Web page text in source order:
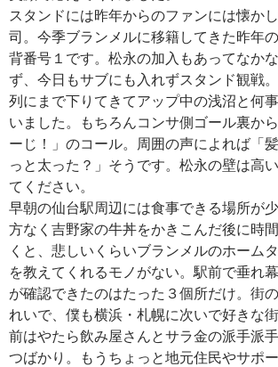
スタンドには昨年からのファンには懐か
司。今季ブランメルに移籍してきた昨年
背番号１です。松永の加入もあってなか
ず、今日もサブにも入れずスタンド観戦
列にまで下りてきてアップ中の浅沼と何
いました。もちろんコンサ側ゴール裏か
ーじ！」のコール。周囲の声によれば「
っと太った？」そうです。松永の壁は高
てください。
早朝の仙台駅周辺には食事できる場所が
方なく吉野家の牛丼をかきこんだ後に時
くと、悲しいくらいブランメルのホーム
を教えてくれるモノがない。駅前で垂れ
が確認できたのはたった３個所だけ。街
れいで、僕も横浜・札幌に次いで好きな
前はやたら飲み屋さんとサラ金の派手派
つばかり。もうちょっと地元住民やサポ